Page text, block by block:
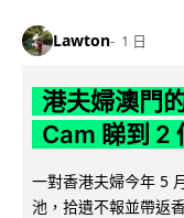
Lawton 1 日
港夫婦澳門
Cam 睇到 2
一對香港夫婦今年 5
池，拾遺不報並帶返